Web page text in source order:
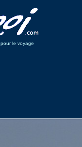
le voyage